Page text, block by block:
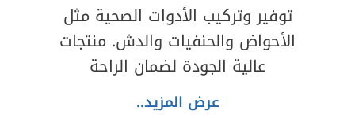
توفير وتركيب الأدوات الصحية مثل
الأحواض والحنفيات والدش. منتجات
عالية الجودة لضمان الراحة
عرض المزيد..